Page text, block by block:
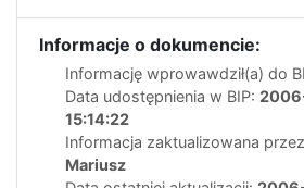
Informacje o dokumencie:
Informację wprowawdził(a) do
Data udostępnienia w BIP:
15:14:22
Informacja zaktualizowana
Mariusz